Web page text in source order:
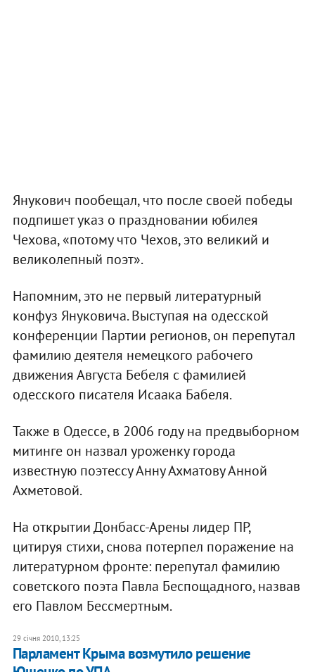
Янукович пообещал, что после своей победы
подпишет указ о праздновании юбилея
Чехова, «потому что Чехов, это великий и
великолепный поэт».
Напомним, это не первый литературный
конфуз Януковича. Выступая на одесской
конференции Партии регионов, он перепутал
фамилию деятеля немецкого рабочего
движения Августа Бебеля с фамилией
одесского писателя Исаака Бабеля.
Также в Одессе, в 2006 году на предвыборном
митинге он назвал уроженку города
известную поэтессу Анну Ахматову Анной
Ахметовой.
На открытии Донбасс-Арены лидер ПР,
цитируя стихи, снова потерпел поражение на
литературном фронте: перепутал фамилию
советского поэта Павла Беспощадного, назвав
его Павлом Бессмертным.
29 січня 2010, 13:25
Парламент Крыма возмутило решение